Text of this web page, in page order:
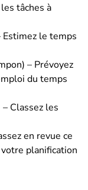
tâches à
Estimez le temps
– Prévoyez
du temps
Classez les
en revue ce
planification